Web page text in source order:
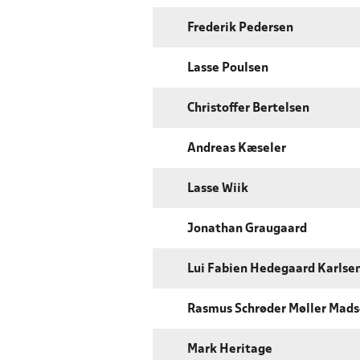
Frederik Pedersen
Lasse Poulsen
Christoffer Bertelsen
Andreas Kæseler
Lasse Wiik
Jonathan Graugaard
Lui Fabien Hedegaard
Rasmus Schrøder Møller
Mark Heritage